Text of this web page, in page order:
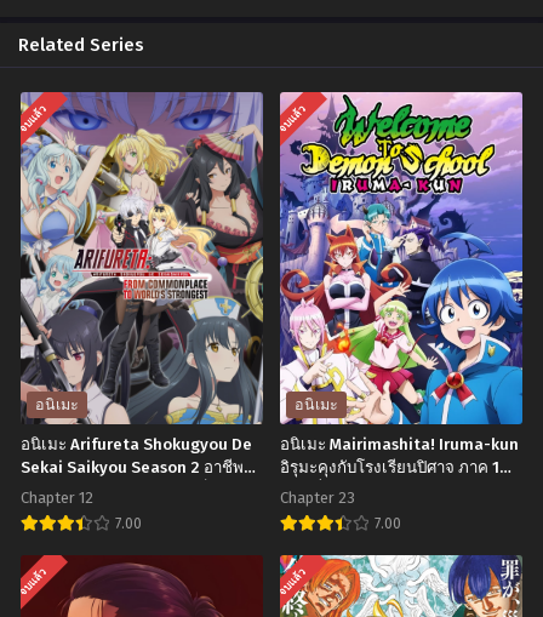
พฤศจิกายน 2, 2024
Chapter 9
พฤศจิกายน 2, 2024
Chapter 8
พฤศจิกายน 2, 2024
Chapter 7
พฤศจิกายน 2, 2024
Chapter 6
พฤศจิกายน 2, 2024
Chapter 5
พฤศจิกายน 2, 2024
Chapter 4
พฤศจิกายน 2, 2024
Chapter 3
พฤศจิกายน 2, 2024
Chapter 2
พฤศจิกายน 2, 2024
Chapter 1
พฤศจิกายน 2, 2024
Chapter OVA
พฤศจิกายน 2, 2024
Related Series
จบแล้ว
อนิเมะ
อนิเมะ Arifureta Shokugyou De
Sekai Saikyou Season 2 อาชีพ
กระจอกแล้วทำไมยังไงข้าก็เทพ
ภาค 2 ตอนที่1-12 พากย์ไทย+ซับ
ไทย
Chapter 12
7.00
อ
นิ
จบแล้ว
อนิเมะ
อนิเมะ Mairimashita! Iruma-kun
อิรุมะคุงกับโรงเรียนปิศาจ ภาค 1
ตอนที่1-23 พากย์ไทย+ซับไทย
Chapter 23
7.00
อ
นิ
จบแล้ว จบแล้ว